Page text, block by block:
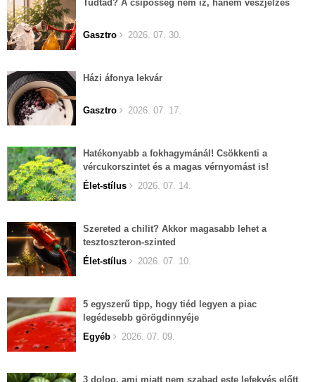
Tudtad? A csípősség nem íz, hanem vészjelzés
Gasztro 2026. 07. 30.
Házi áfonya lekvár
Gasztro 2026. 07. 17.
Hatékonyabb a fokhagymánál! Csökkenti a
vércukorszintet és a magas vérnyomást is!
Élet-stílus
2026. 07. 14.
Szereted a chilit? Akkor magasabb lehet a
tesztoszteron-szinted
Élet-stílus
2026. 07. 10.
5 egyszerű tipp, hogy tiéd legyen a piac
legédesebb görögdinnyéje
Egyéb
2026. 07. 09.
3 dolog, ami miatt nem szabad este lefekvés előtt